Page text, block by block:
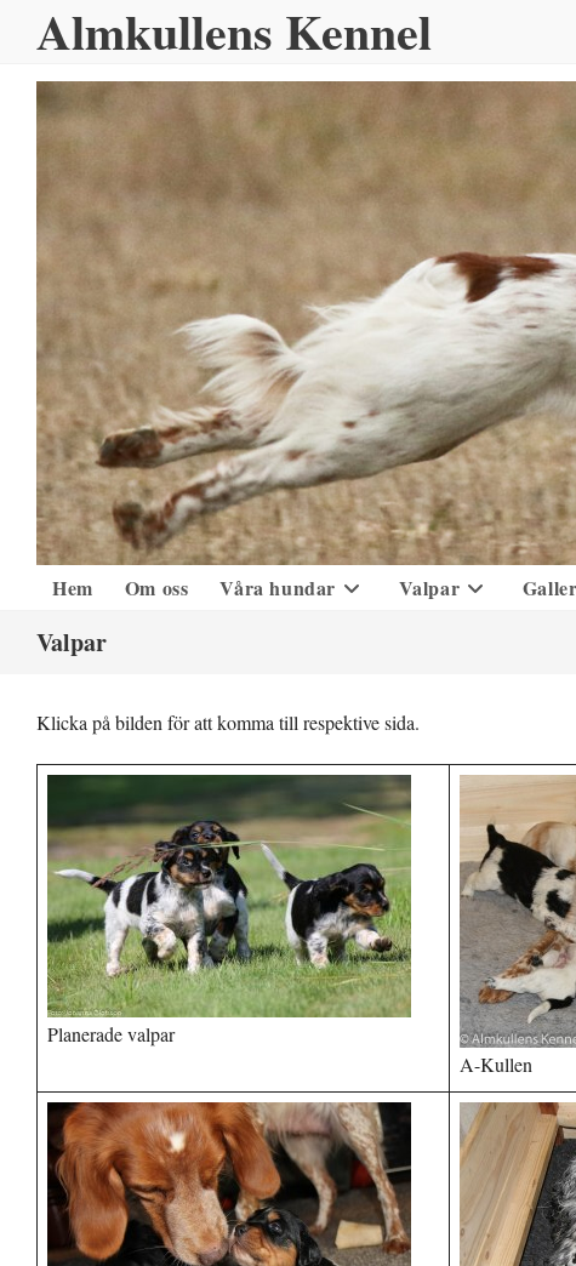
Almkullens Kennel
Hem Om oss Våra hundar Valpar
Valpar
Klicka på bilden för att komma till respektive sida.
Planerade valpar
A-Kullen